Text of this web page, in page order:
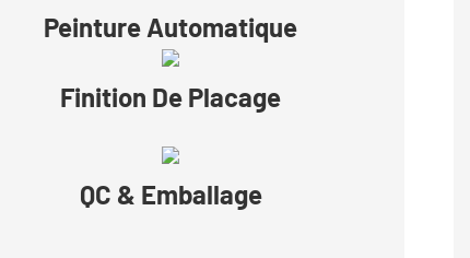
Peinture Automatique
Finition De Placage
QC & Emballage